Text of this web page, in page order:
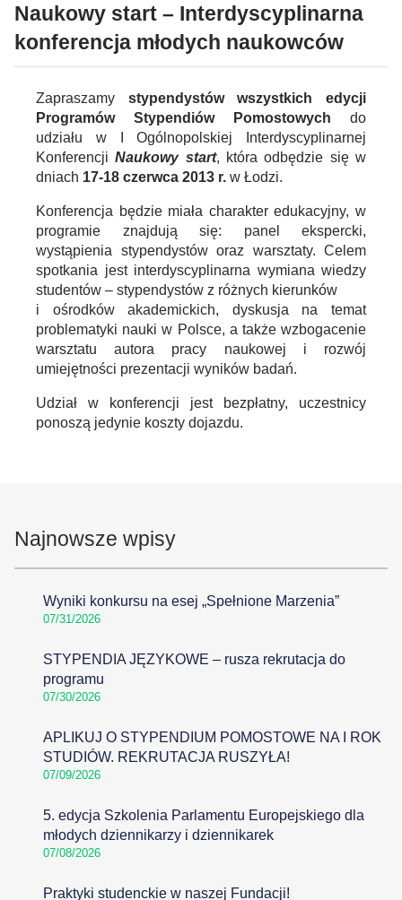
Naukowy start – Interdyscyplinarna
konferencja młodych naukowców
Zapraszamy stypendystów wszystkich edycji
Programów Stypendiów Pomostowych do
udziału w I Ogólnopolskiej Interdyscyplinarnej
KonferencjiNaukowy start, która odbędzie się w
dniach 17-18 czerwca 2013 r. w Łodzi.
Konferencja będzie miała charakter edukacyjny, w
programie znajdują się: panel ekspercki,
wystąpienia stypendystów oraz warsztaty. Celem
spotkania jest interdyscyplinarna wymiana wiedzy
studentów – stypendystów z różnych kierunków
i ośrodków akademickich, dyskusja na temat
problematyki nauki w Polsce, a także wzbogacenie
warsztatu autora pracy naukowej i rozwój
umiejętności prezentacji wyników badań.
Udział w konferencji jest bezpłatny, uczestnicy
ponoszą jedynie koszty dojazdu.
Najnowsze wpisy
Wyniki konkursu na esej „Spełnione Marzenia”
07/31/2026
STYPENDIA JĘZYKOWE – rusza rekrutacja do
programu
07/30/2026
APLIKUJ O STYPENDIUM POMOSTOWE NA I ROK
STUDIÓW. REKRUTACJA RUSZYŁA!
07/09/2026
5. edycja Szkolenia Parlamentu Europejskiego dla
młodych dziennikarzy i dziennikarek
07/08/2026
Praktyki studenckie w naszej Fundacji!